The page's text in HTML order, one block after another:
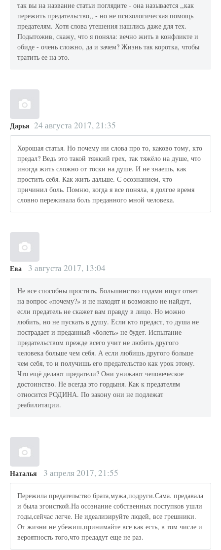
так вы на название статьи поглядите - она называется ,,как
пережить предательство,, - но не психологическая помощь
предателям. Хотя слова утешения нашлись даже для тех.
Подытожив, скажу, что я поняла: вечно жить в конфликте и
обиде - очень сложно, да и зачем? Жизнь так коротка, чтобы
тратить ее на это.
Дарья 24 августа 2017, 21:35
Хорошая статья. Но почему ни слова про то, каково тому, кто
предал? Ведь это такой тяжкий грех, так тяжёло на душе, что
иногда жить сложно от тоски на душе. И не знаешь, как
простить себя. Как жить дальше. С осознанием, что
причинил боль. Помню, когда я все поняла, я долгое время
словно переживала боль преданного мной человека.
Ева 3 августа 2017, 13:04
Не все способны простить. Большинство годами ищут ответ
на вопрос «почему?» и не находят и возможно не найдут,
если предатель не скажет вам правду в лицо. Но можно
любить, но не пускать в душу. Если кто предаст, то душа не
пострадает и преданный «болеть» не будет. Испытание
предательством прежде всего учит не любить другого
человека больше чем себя. А если любишь другого больше
чем себя, то и получишь его предательство как урок этому.
Что ещё делают предатели? Они унижают человеческое
достоинство. Не всегда это гордыня. Как к предателям
относится РОДИНА. По закону они не подлежат
реабилитации.
Наталья 3 апреля 2017, 21:55
Пережила предательство брата,мужа,подруги.Сама. предавала
и была эгоисткой.На осознание собственных поступков ушли
годы,сейчас легче. Не идеализируйте людей, все грешники.
От жизни не убежиш,принимайте все как есть, в том числе и
вероятность того,что предадут еще не раз.